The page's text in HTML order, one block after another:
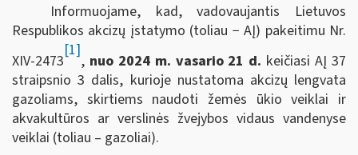
Informuojame, kad, vadovaujantis Lietuvos
Respublikos akcizų įstatymo (toliau − AĮ) pakeitimu Nr.
XIV-2473
[1]
, nuo 2024 m. vasario 21 d. keičiasi AĮ 37
straipsnio 3 dalis, kurioje nustatoma akcizų lengvata
gazoliams, skirtiems naudoti žemės ūkio veiklai ir
akvakultūros ar verslinės žvejybos vidaus vandenyse
veiklai (toliau – gazoliai).